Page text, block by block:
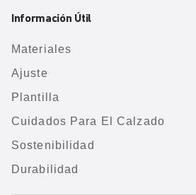
Información Útil
Materiales
Ajuste
Plantilla
Cuidados Para El Calzado
Sostenibilidad
Durabilidad